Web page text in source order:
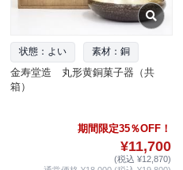
状態：よい 素材：銅
金寿堂造 丸形黄銅菓子器（共
箱）
期間限定35％OFF！
¥11,700
(税込 ¥12,870)